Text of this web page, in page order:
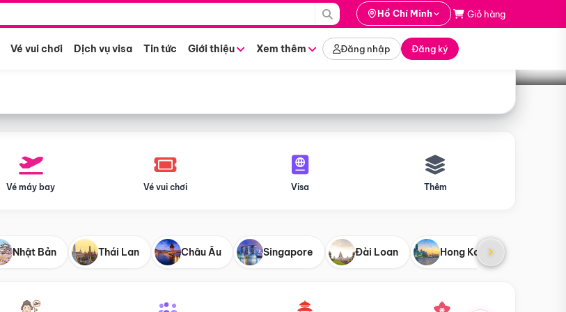
Hồ Chí Minh Giỏ hàng
Vé vui chơi Dịch vụ visa Tin tức Giới thiệu Xem thêm Đăng nhập Đăng ký
Tìm tour
Vé máy bay Vé vui chơi Visa Thêm
Nhật Bản Thái Lan Châu Âu Singapore Đài Loan Hong Kong